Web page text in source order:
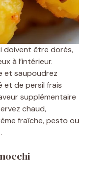
doivent être dorés,
à l’intérieur.
et saupoudrez
et de persil frais
supplémentaire
chaud,
fraîche, pesto ou